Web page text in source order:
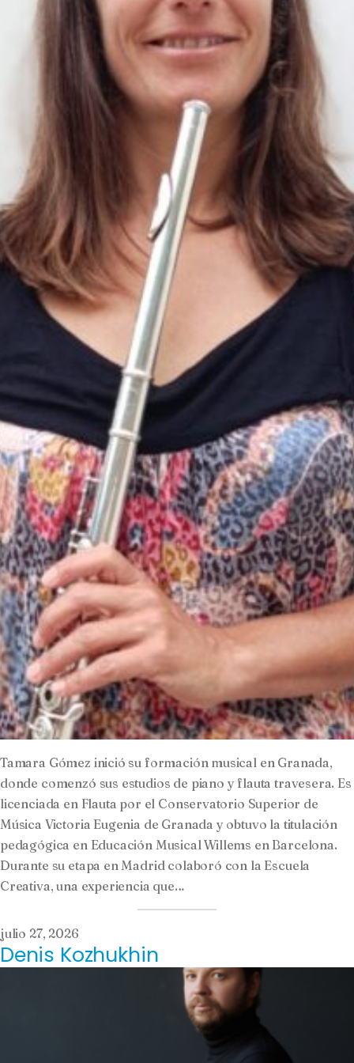
Tamara Gómez inició su formación musical en Granada,
donde comenzó sus estudios de piano y flauta travesera. Es
licenciada en Flauta por el Conservatorio Superior de
Música Victoria Eugenia de Granada y obtuvo la titulación
pedagógica en Educación Musical Willems en Barcelona.
Durante su etapa en Madrid colaboró con la Escuela
Creativa, una experiencia que…
julio 27, 2026
Denis Kozhukhin